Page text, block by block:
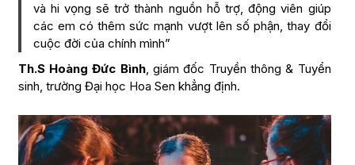
và hi vọng sẽ trở thành nguồn hỗ trợ, động viên giúp
các em có thêm sức mạnh vượt lên số phận, thay đổi
cuộc đời của chính mình”
Th.S Hoàng Đức Bình, giám đốc Truyền thông & Tuyển
sinh, trường Đại học Hoa Sen khẳng định.